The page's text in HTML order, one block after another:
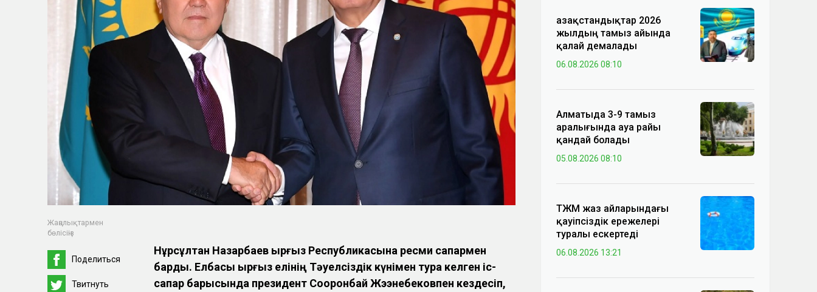
Жаңалықтармен
бөлісіңіз
Поделиться
Твитнуть
Нұрсұлтан Назарбаев Қырғыз Республикасына ресми сапармен
барды. Елбасы Қырғыз елінің Тәуелсіздік күнімен тура келген іс-
сапар барысында президент Сооронбай Жээнебековпен кездесіп,
Қазақстандықтар 2026
жылдың тамыз айында
қалай демалады
06.08.2026 08:10
Алматыда 3-9 тамыз
аралығында ауа райы
қандай болады
05.08.2026 08:10
ТЖМ жаз айларындағы
қауіпсіздік ережелері
туралы ескертеді
06.08.2026 13:21